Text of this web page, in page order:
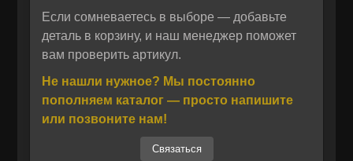
Отправить
Даю своё согласие на обработку персональных данных.
Отправить
Даю своё согласие на обработку персональных данных.
механическим нагрузкам в тяжёлых условиях
эксплуатации. Уплотнительные поверхности
обработаны специальным покрытием,
повышающим износостойкость и
защищающим от коррозии. Установка
производится без дополнительного
инструмента – детали поставляются в
полностью готовом к монтажу виде, что
Если сомневаетесь в выборе — добавьте
деталь в корзину, и наш менеджер поможет
вам проверить артикул.
Не нашли нужное? Мы постоянно
пополняем каталог — просто напишите
или позвоните нам!
Связаться